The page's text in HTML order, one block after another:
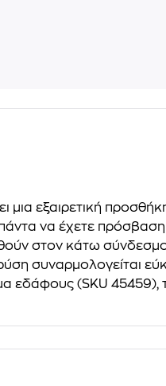
εξαιρετική
πάντα να έχετε
στον κάτω
εδάφους (SKU